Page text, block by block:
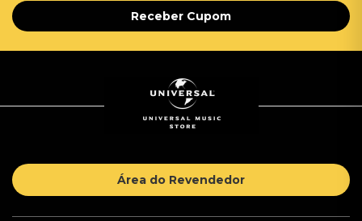
Receber Cupom
Área do Revendedor